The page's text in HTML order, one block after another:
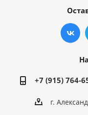
+7 (915) 764-
г.